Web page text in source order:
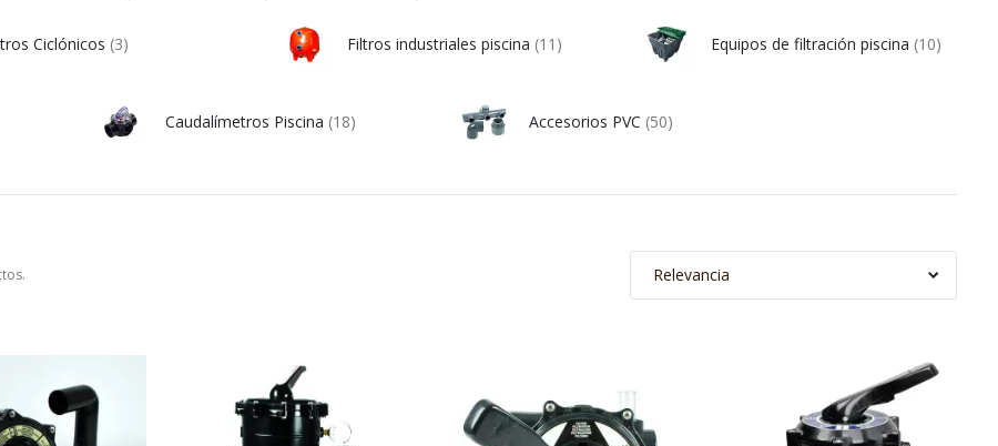
Ciclónicos (3) Filtros industriales piscina (11) Equipos de filtración piscina (10)
Caudalímetros Piscina (18) Accesorios PVC (50)
Relevancia